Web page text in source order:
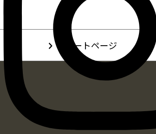
サポートページ